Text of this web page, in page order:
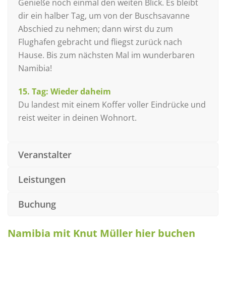
Genieße noch einmal den weiten Blick. Es bleibt
dir ein halber Tag, um von der Buschsavanne
Abschied zu nehmen; dann wirst du zum
Flughafen gebracht und fliegst zurück nach
Hause. Bis zum nächsten Mal im wunderbaren
Namibia!
15. Tag: Wieder daheim
Du landest mit einem Koffer voller Eindrücke und
reist weiter in deinen Wohnort.
Veranstalter
Leistungen
Buchung
Namibia mit Knut Müller hier buchen